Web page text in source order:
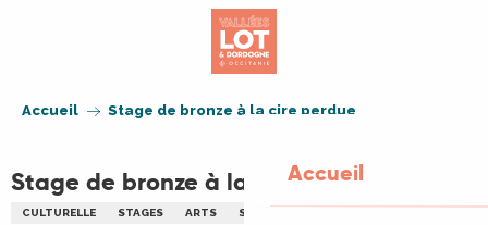
Accueil
Accueil Stage de bronze à la cire perdue
Stage de bronze à la cire perdue
CULTURELLE STAGES ARTS SCULPTURE